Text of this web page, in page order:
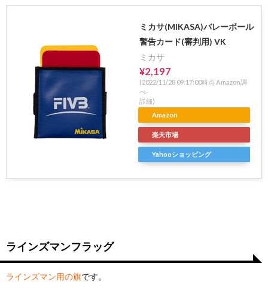
ミカサ(MIKASA)バレーボール
警告カード(審判用) VK
ミカサ
¥2,197
(2022/11/28 09:17:00時点 Amazon調
べ-
詳細)
Amazon
楽天市場
Yahooショッピング
ラインズマンフラッグ
ラインズマン用の旗です。